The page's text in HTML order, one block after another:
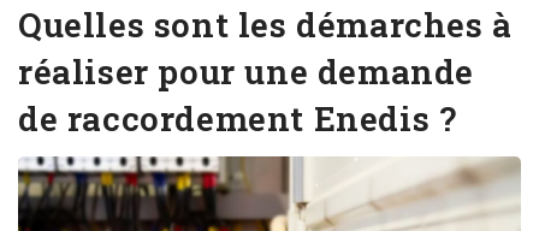
Quelles sont les démarches à
réaliser pour une demande
de raccordement Enedis ?